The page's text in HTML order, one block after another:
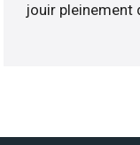
jouir pleinement